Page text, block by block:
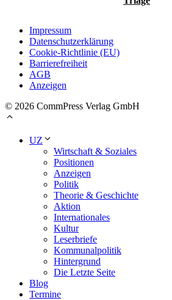
Impressum
Datenschutzerklärung
Cookie-Richtlinie (EU)
Barrierefreiheit
AGB
Anzeigen
© 2026 CommPress Verlag GmbH
UZ
Wirtschaft & Soziales
Positionen
Anzeigen
Politik
Theorie & Geschichte
Aktion
Internationales
Kultur
Leserbriefe
Kommunalpolitik
Hintergrund
Die Letzte Seite
Blog
Termine